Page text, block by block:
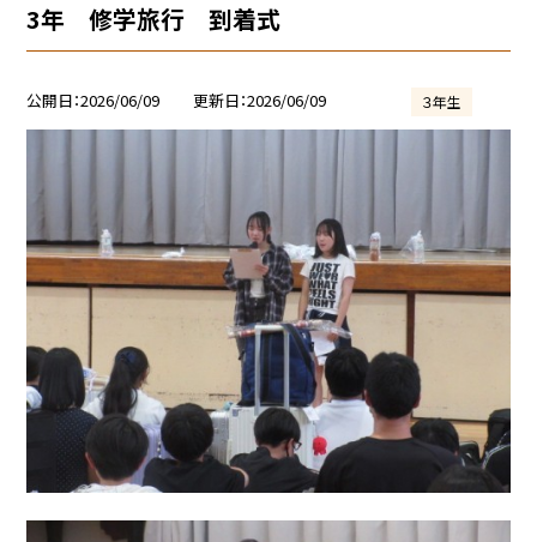
3年 修学旅行 到着式
公開日 2026/06/09 更新日 2026/06/09 ３年生